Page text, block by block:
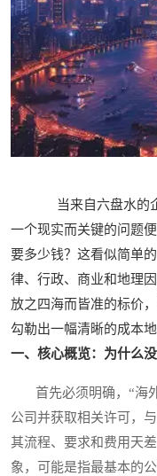
当来自六盘水的企
一个现实而关键的问题
要多少钱？这看似简单
律、行政、商业和地理
放之四海而皆准的标价
勾勒出一幅清晰的成本地
一、核心概览：为什么没
首先必须明确，“海外
公司并获取相关许可，
其流程、要求和费用天
象，可能是指最基本的